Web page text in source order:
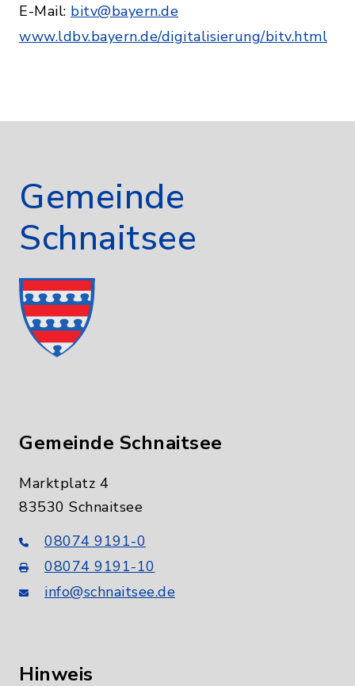
E-Mail: bitv@bayern.de
www.ldbv.bayern.de/digitalisierung/bitv.html
Gemeinde
Schnaitsee
Gemeinde Schnaitsee
Marktplatz 4
83530 Schnaitsee
08074 9191-0
08074 9191-10
info@schnaitsee.de
Hinweis